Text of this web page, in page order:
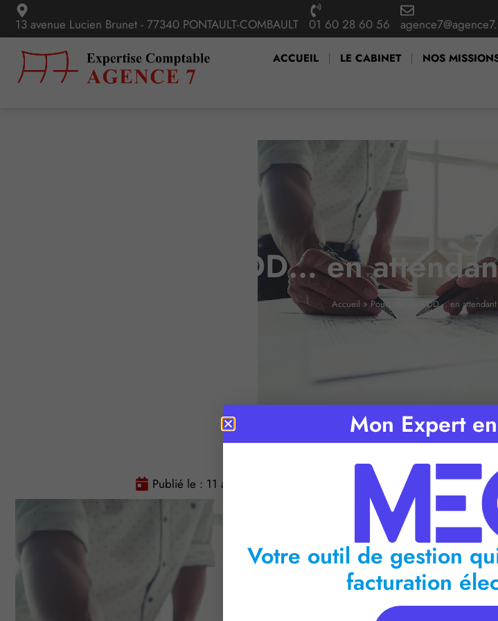
13 avenue Lucien Brunet - 77340 PONTAULT-COMBAULT 01 60 28 60 56
ACCUEIL LE CABINET NOS
Poursuite du CDD… en
Accueil » Poursuite du CDD… en
Publié le : 11 avril 2017 Temps de lecture : < 1 minute
Mon Expert
Votre outil de gestion
facturation